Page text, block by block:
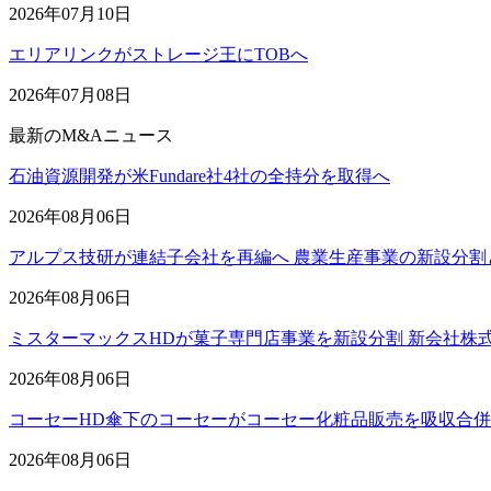
2026年07月10日
エリアリンクがストレージ王にTOBへ
2026年07月08日
最新のM&Aニュース
石油資源開発が米Fundare社4社の全持分を取得へ
2026年08月06日
アルプス技研が連結子会社を再編へ 農業生産事業の新設分
2026年08月06日
ミスターマックスHDが菓子専門店事業を新設分割 新会社株
2026年08月06日
コーセーHD傘下のコーセーがコーセー化粧品販売を吸収合
2026年08月06日